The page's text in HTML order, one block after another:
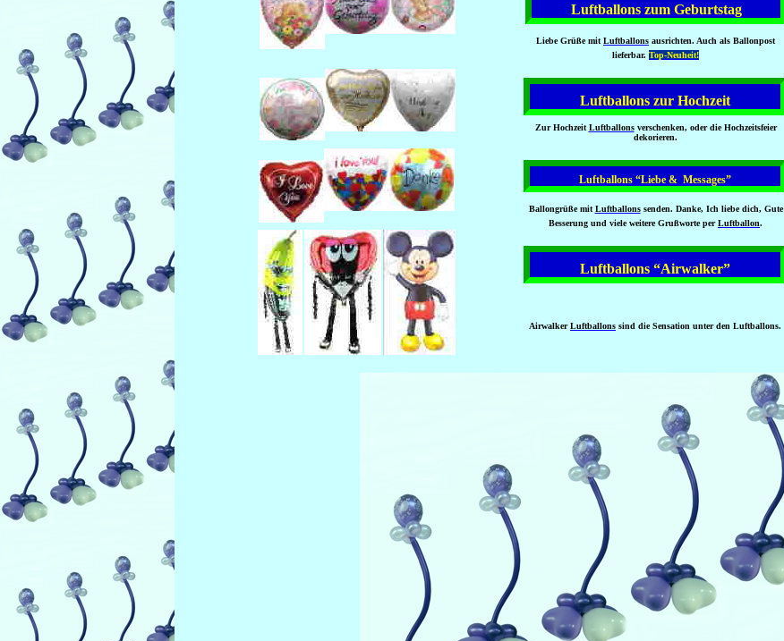
Luftballons zum Geburtstag
Liebe Grüße mitLuftballons ausrichten. Auch als Ballonpost
lieferbar. Top-Neuheit!
Luftballons zur Hochzeit
Zur Hochzeit Luftballonsverschenken, oder die Hochzeitsfeier
dekorieren.
Luftballons “Liebe & Messages”
Ballongrüße mitLuftballonssenden. Danke, Ich liebe dich, Gute
Besserung und viele weitere Grußworte perLuftballon.
Luftballons “Airwalker”
AirwalkerLuftballons sind die Sensation unter den Luftballons.